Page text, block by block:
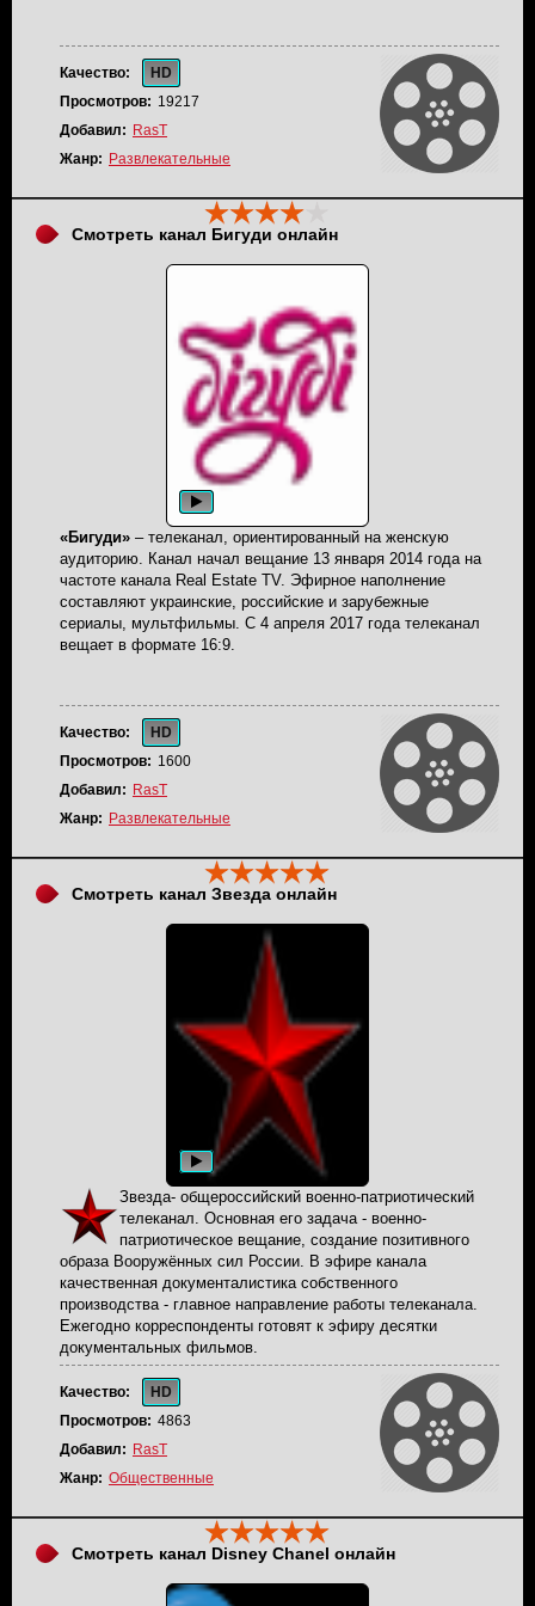
Качество:
HD
Просмотров: 19217
Добавил: RasT
Жанр: Развлекательные
Смотреть канал Бигуди онлайн
«Бигуди» – телеканал, ориентированный на женскую
аудиторию. Канал начал вещание 13 января 2014 года на
частоте канала Real Estate TV. Эфирное наполнение
составляют украинские, российские и зарубежные
сериалы, мультфильмы. С 4 апреля 2017 года телеканал
вещает в формате 16:9.
Качество:
HD
Просмотров: 1600
Добавил: RasT
Жанр: Развлекательные
Смотреть канал Звезда онлайн
Звезда- общероссийский военно-патриотический
телеканал. Основная его задача - военно-
патриотическое вещание, создание позитивного
образа Вооружённых сил России. В эфире канала
качественная документалистика собственного
производства - главное направление работы телеканала.
Ежегодно корреспонденты готовят к эфиру десятки
документальных фильмов.
Качество:
HD
Просмотров: 4863
Добавил: RasT
Жанр: Общественные
Смотреть канал Disney Chanel онлайн